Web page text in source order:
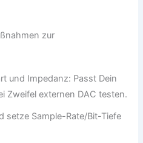
zur
und Impedanz: Passt Dein
Zweifel externen DAC testen.
setze Sample-Rate/Bit-Tiefe